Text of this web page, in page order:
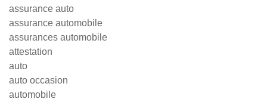
assurance auto
assurance automobile
assurances automobile
attestation
auto
auto occasion
automobile